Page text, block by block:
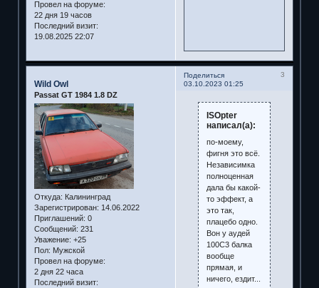
Провел на форуме:
22 дня 19 часов
Последний визит:
19.08.2025 22:07
Поделиться
3
03.10.2023 01:25
Wild Owl
Passat GT 1984 1.8 DZ
Откуда: Калининград
Зарегистрирован: 14.06.2022
Приглашений: 0
Сообщений: 231
Уважение: +25
Пол: Мужской
Провел на форуме:
2 дня 22 часа
Последний визит:
ISOpter
написал(а):
по-моему,
фигня это всё.
Независимка
полноценная
дала бы какой-
то эффект, а
это так,
плацебо одно.
Вон у аудей
100С3 балка
вообще
прямая, и
ничего, ездит...